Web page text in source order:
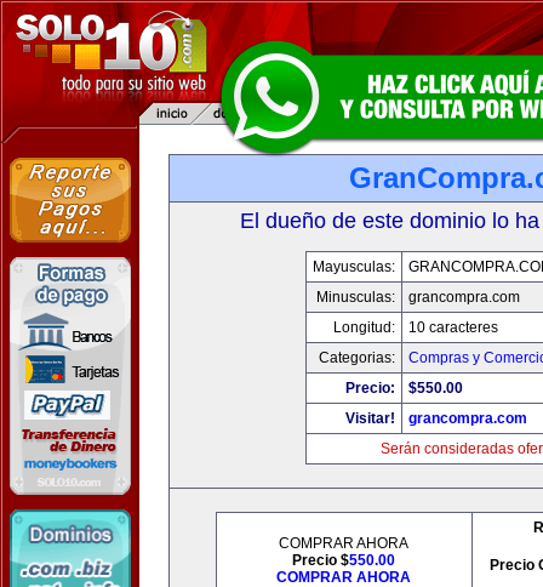
El dueño de este dominio lo
Mayusculas:
Minusculas:
grancompra.com
Longitud:
10 caracteres
Categorias:
Compras y
Precio:
$550.00
Visitar!
grancompra.com
Serán consideradas
COMPRAR AHORA
Precio $550.00
COMPRAR AHORA
Precio